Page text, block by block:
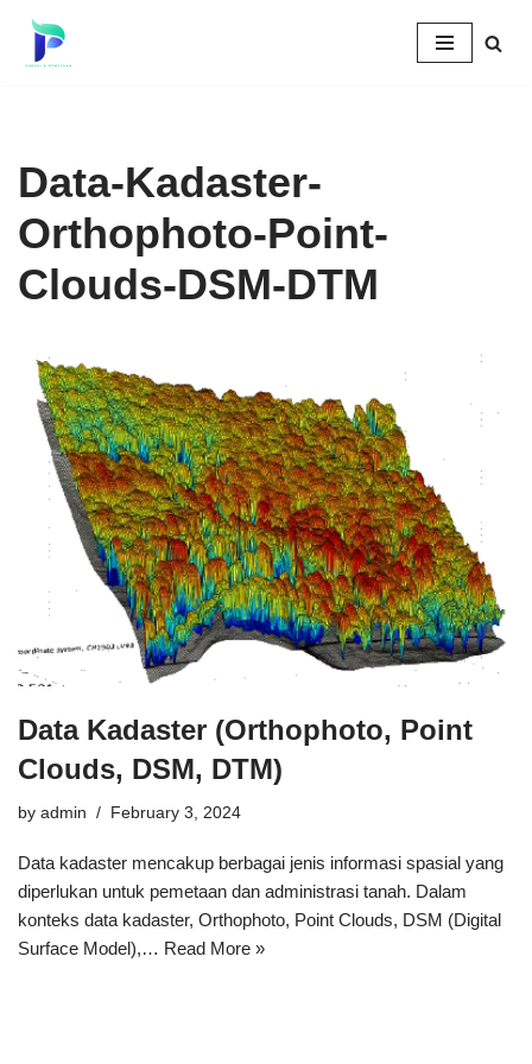
Skip
Data-Kadaster-
Orthophoto-Point-
Clouds-DSM-DTM
Data Kadaster (Orthophoto, Point
Clouds, DSM, DTM)
by admin February 3, 2024
Data kadaster mencakup berbagai jenis informasi spasial yang
diperlukan untuk pemetaan dan administrasi tanah. Dalam
konteks data kadaster, Orthophoto, Point Clouds, DSM (Digital
Surface Model),… Read More »